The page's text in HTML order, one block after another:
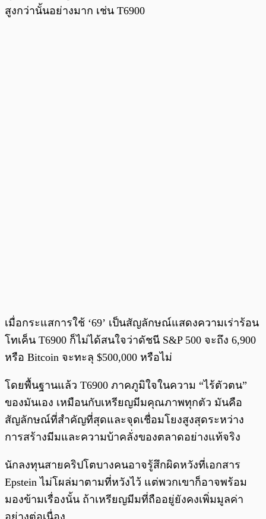
สูงกว่านั้นอย่างมาก เช่น T6900
เมื่อกระแสการใช้ ‘69’ เป็นสัญลักษณ์แสดงความเร่าร้อน
โทเค็น T6900 ก็ไม่ได้สนใจว่าดัชนี S&P 500 จะถึง 6,900
หรือ Bitcoin จะทะลุ $500,000 หรือไม่
โดยพื้นฐานแล้ว T6900 ภาคภูมิใจในความ “ไร้ตัวตน”
ของมันเอง เหมือนกับเหรียญมีมคุณภาพทุกตัว มันคือ
สัญลักษณ์ที่สำคัญที่สุดและจุดเชื่อมโยงสูงสุดระหว่าง
การสร้างมีมและความบ้าคลั่งของตลาดอย่างแท้จริง
นักลงทุนสายคริปโตบางคนอาจรู้สึกผิดหวังที่เอกสาร
Epstein ไม่โผล่มาตามที่หวังไว้ แต่พวกเขาก็อาจพร้อม
มองข้ามเรื่องนั้น ถ้าเหรียญมีมที่ถืออยู่ยังคงเพิ่มมูลค่า
อย่างต่อเนื่อง